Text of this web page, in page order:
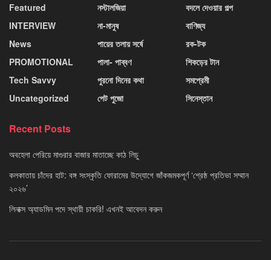
Featured
INTERVIEW
News
PROMOTIONAL
Tech Savvy
Uncategorized
নস্টালজিয়া
না-মানুষ
পায়ের তলায় সর্ষে
পালা- পাব্বণ
পুরনো দিনের কথা
পেট পুজো
বদলে দেওয়ার গল্প
বাণিজ্য
রক-টক
শিকড়ের টান
সমপ্রেমী
সিনেস্তান
Recent Posts
অবহেলা পেরিয়ে মাগুরার বাজার মাতাচ্ছে কাঠ লিচু
কলকাতায় চাঁদের হাট: বঙ্গ সংস্কৃতি ফোরামের উদ্যোগে জাঁকজমকপূর্ণ ‘শ্রেষ্ঠ প্রতিভা সম্মান
২০২৬’
লিনাক্স অ্যাডমিন পদে স্থায়ী চাকরি! এখনই আবেদন করুন